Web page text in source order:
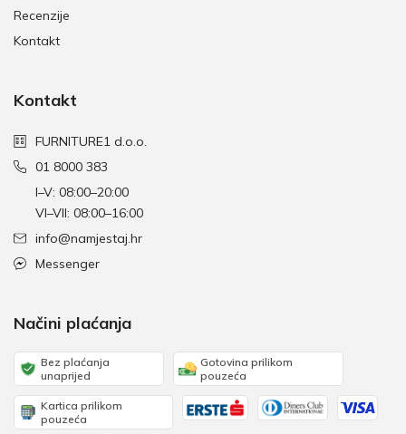
Recenzije
Kontakt
Kontakt
FURNITURE1 d.o.o.
01 8000 383
I–V: 08:00–20:00
VI–VII: 08:00–16:00
info@namjestaj.hr
Messenger
Načini plaćanja
Bez plaćanja
unaprijed
Gotovina prilikom
pouzeća
Kartica prilikom
pouzeća